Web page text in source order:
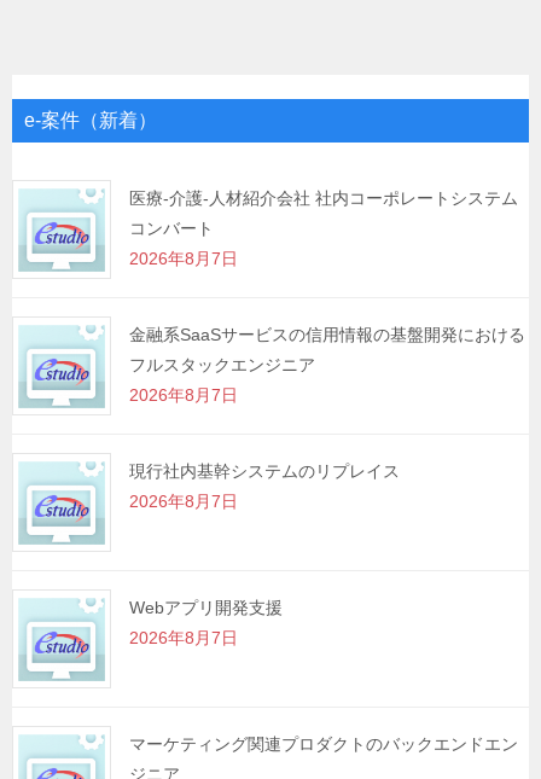
ゲ
シ
ョ
ン
e-案件（新着）
医療-介護-人材紹介会社 社内コーポレートシステム
コンバート
2026年8月7日
金融系SaaSサービスの信用情報の基盤開発における
フルスタックエンジニア
2026年8月7日
現行社内基幹システムのリプレイス
2026年8月7日
Webアプリ開発支援
2026年8月7日
マーケティング関連プロダクトのバックエンドエン
ジニア